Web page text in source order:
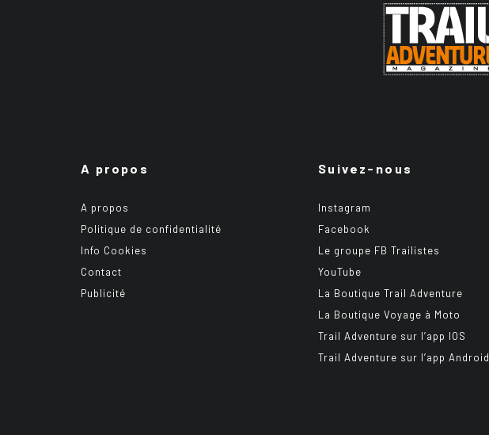
A propos
A propos
Politique de confidentialité
Info Cookies
Contact
Publicité
Suivez-nous
Instagram
Facebook
Le groupe FB Trailistes
YouTube
La Boutique Trail Adventure
La Boutique Voyage à Moto
Trail Adventure sur l’app IOS
Trail Adventure sur l’app Android